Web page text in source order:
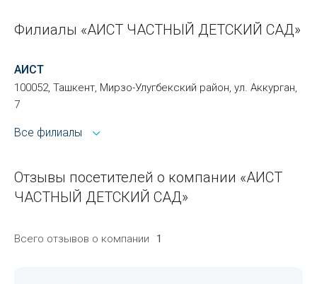
Филиалы «АИСТ ЧАСТНЫЙ ДЕТСКИЙ САД»
АИСТ
100052, Ташкент, Мирзо-Улугбекский район, ул. Аккурган,
7
Все филиалы
Отзывы посетителей о компании «АИСТ
ЧАСТНЫЙ ДЕТСКИЙ САД»
Всего отзывов о компании 1